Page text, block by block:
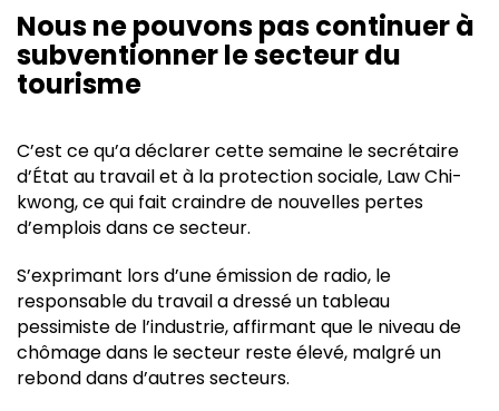
Nous ne pouvons pas continuer à
subventionner le secteur du
tourisme
C’est ce qu’a déclarer cette semaine le secrétaire
d’État au travail et à la protection sociale, Law Chi-
kwong, ce qui fait craindre de nouvelles pertes
d’emplois dans ce secteur.
S’exprimant lors d’une émission de radio, le
responsable du travail a dressé un tableau
pessimiste de l’industrie, affirmant que le niveau de
chômage dans le secteur reste élevé, malgré un
rebond dans d’autres secteurs.